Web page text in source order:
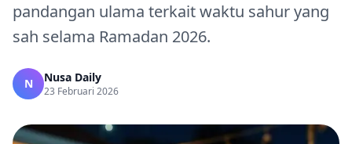
pandangan ulama terkait waktu sahur yang
sah selama Ramadan 2026.
N Nusa Daily
23 Februari 2026